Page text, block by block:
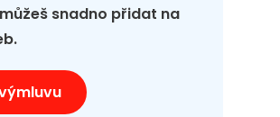
snadno přidat na